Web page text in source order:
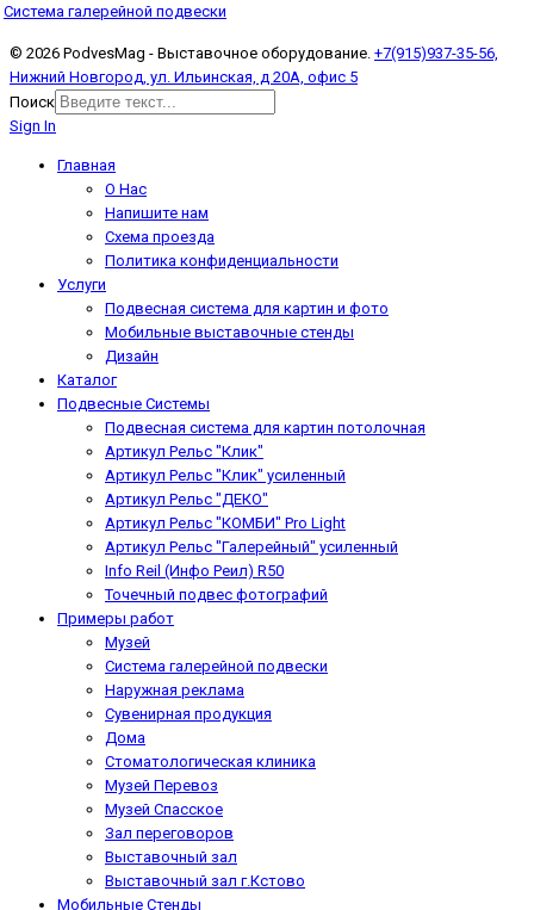
Система галерейной подвески
© 2026 PodvesMag - Выставочное оборудование. +7(915)937-35-56,
Нижний Новгород, ул. Ильинская, д 20А, офис 5
Поиск
Sign In
Главная
О Нас
Напишите нам
Схема проезда
Политика конфиденциальности
Услуги
Подвесная система для картин и фото
Мобильные выставочные стенды
Дизайн
Каталог
Подвесные Системы
Подвесная система для картин потолочная
Артикул Рельс "Клик"
Артикул Рельс "Клик" усиленный
Артикул Рельс "ДЕКО"
Артикул Рельс "КОМБИ" Pro Light
Артикул Рельс "Галерейный" усиленный
Info Reil (Инфо Реил) R50
Точечный подвес фотографий
Примеры работ
Музей
Система галерейной подвески
Наружная реклама
Сувенирная продукция
Дома
Стоматологическая клиника
Музей Перевоз
Музей Спасское
Зал переговоров
Выставочный зал
Выставочный зал г.Кстово
Мобильные Стенды